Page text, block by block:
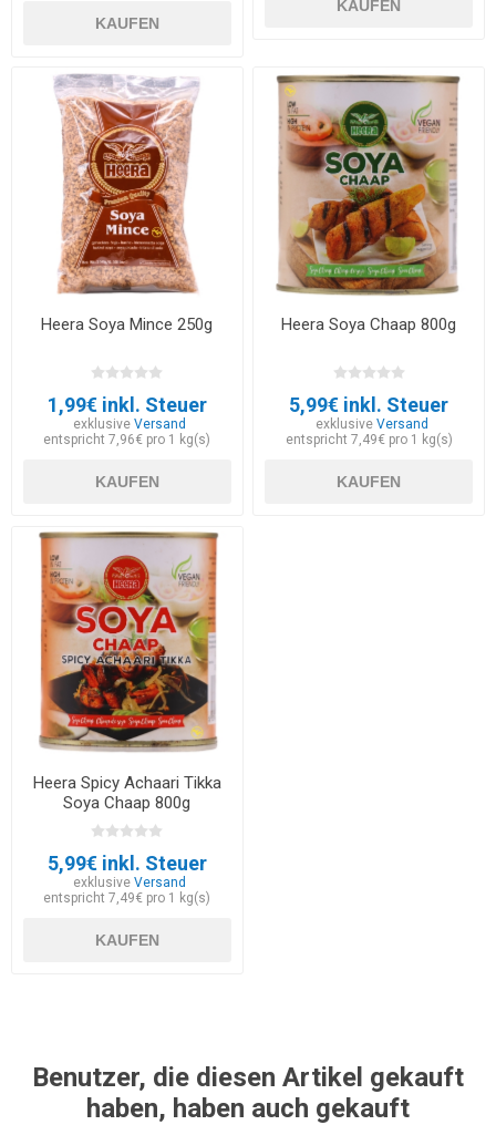
KAUFEN
KAUFEN
Heera Soya Mince 250g
1,99€ inkl. Steuer
exklusiveVersand
entspricht 7,96€ pro 1 kg(s)
KAUFEN
Heera Soya Chaap 800g
5,99€ inkl. Steuer
exklusive Versand
entspricht 7,49€ pro 1 kg(s)
KAUFEN
Heera Spicy Achaari Tikka
Soya Chaap 800g
5,99€ inkl. Steuer
exklusiveVersand
entspricht 7,49€ pro 1 kg(s)
KAUFEN
Benutzer, die diesen Artikel gekauft
haben, haben auch gekauft